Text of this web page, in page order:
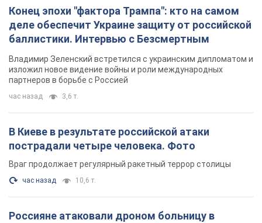
Конец эпохи "фактора Трампа": кто на самом
деле обеспечит Украине защиту от российской
баллистики. Интервью с Безсмертным
Владимир Зеленский встретился с украинским дипломатом и
изложил новое видение войны и роли международных
партнеров в борьбе с Россией
час назад 3,6 т.
В Киеве в результате российской атаки
пострадали четыре человека. Фото
Враг продолжает регулярный ракетный террор столицы
час назад 10,6 т.
Россияне атаковали дроном больницу в